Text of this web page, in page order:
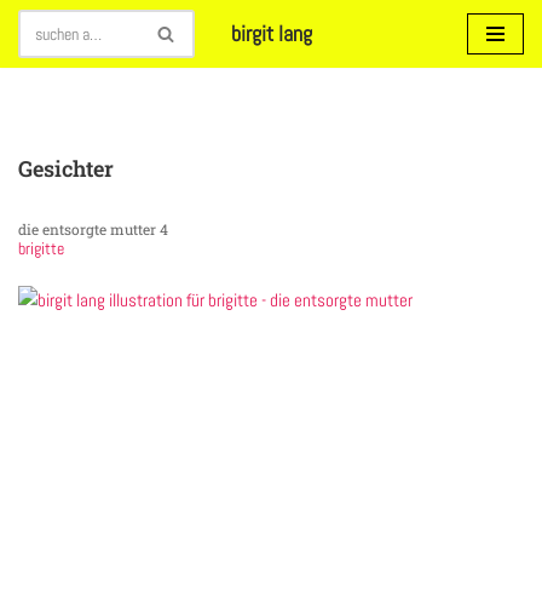
Zum
birgit lang
Gesichter
die entsorgte mutter 4
brigitte